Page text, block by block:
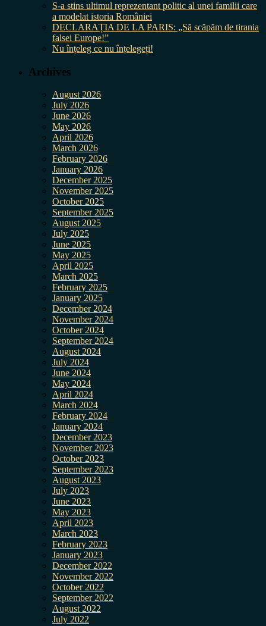
S-a stins ultimul reprezentant politic al unei familii care
a modelat istoria României
DECLARAȚIA DE LA PARIS: „Să scăpăm de tirania
falsei Europe!”
Nu înțeleg ce nu înțelegeți!
Archives
August 2026
July 2026
June 2026
May 2026
April 2026
March 2026
February 2026
January 2026
December 2025
November 2025
October 2025
September 2025
August 2025
July 2025
June 2025
May 2025
April 2025
March 2025
February 2025
January 2025
December 2024
November 2024
October 2024
September 2024
August 2024
July 2024
June 2024
May 2024
April 2024
March 2024
February 2024
January 2024
December 2023
November 2023
October 2023
September 2023
August 2023
July 2023
June 2023
May 2023
April 2023
March 2023
February 2023
January 2023
December 2022
November 2022
October 2022
September 2022
August 2022
July 2022